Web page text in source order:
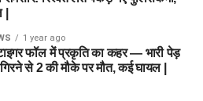
1 year ago
फॉल में प्रकृति का कहर — भारी पेड़
से 2 की मौके पर मौत, कई घायल |